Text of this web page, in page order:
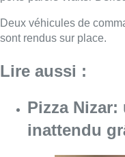
Deux véhicules de
sont rendus sur place.
Lire aussi :
Pizza
inattendu